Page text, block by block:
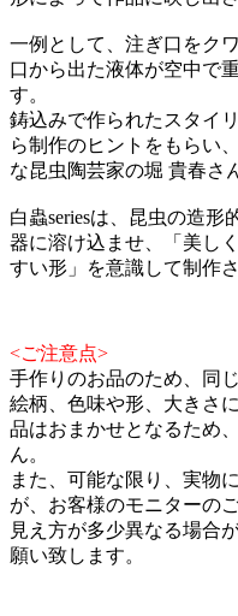
一例として、注ぎ口をク
口から出た液体が空中で
す。
鋳込みで作られたスタイ
ら制作のヒントをもらい
な昆虫陶芸家の堀 貴春さ
白蟲seriesは、昆虫の造
器に溶け込ませ、「美し
すい形」を意識して制作
<ご注意点>
手作りのお品のため、同
絵柄、色味や形、大きさ
品はおまかせとなるため
ん。
また、可能な限り、実物
が、お客様のモニターの
見え方が多少異なる場合
願い致します。